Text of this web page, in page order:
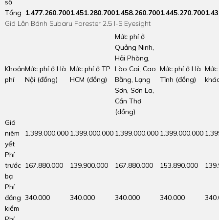
số
Tổng 1.477.260.7001.451.280.7001.458.260.7001.445.270.700
Giá Lăn Bánh Subaru Forester 2.5 I-S Eyesight
Khoản
phí
Mức phí ở Hà
Nội (đồng)
Mức phí ở TP
HCM (đồng)
Mức phí ở
Quảng Ninh,
Hải Phòng,
Lào Cai, Cao
Bằng, Lạng
Sơn, Sơn La,
Cần Thơ
(đồng)
Mức phí ở Hà
Tĩnh (đồng)
Giá
niêm
yết
1.399.000.000 1.399.000.000 1.399.000.000 1.399.000.000
Phí
trước
bạ
167.880.000 139.900.000 167.880.000 153.890.000
Phí
đăng
kiểm
340.000 340.000 340.000 340.000